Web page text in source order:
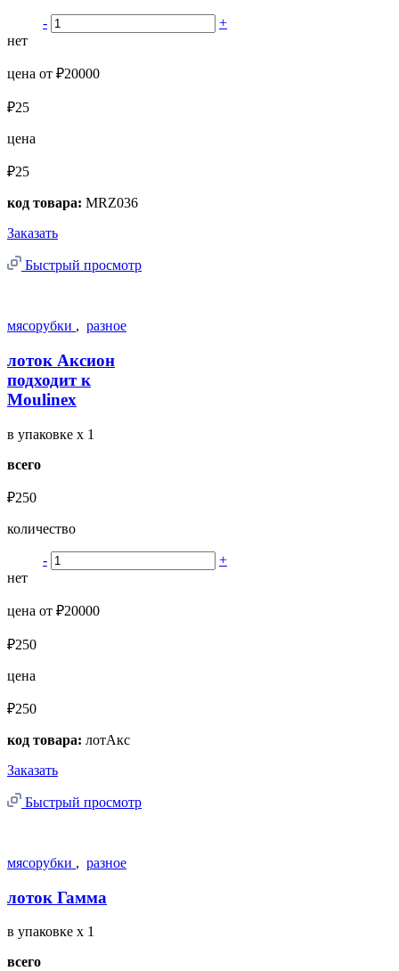
-
+
нет
цена от ₽20000
₽25
цена
₽25
код товара: MRZ036
Заказать
Быстрый просмотр
мясорубки , разное
лоток Аксион
подходит к
Moulinex
в упаковке x 1
всего
₽250
количество
-
+
нет
цена от ₽20000
₽250
цена
₽250
код товара: лотАкс
Заказать
Быстрый просмотр
мясорубки , разное
лоток Гамма
в упаковке x 1
всего